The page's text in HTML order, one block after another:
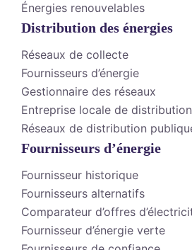
Énergies renouvelables
Distribution des énergies
Réseaux de collecte
Fournisseurs d’énergie
Gestionnaire des réseaux
Entreprise locale de distribution
Réseaux de distribution
Fournisseurs d’énergie
Fournisseur historique
Fournisseurs alternatifs
Comparateur d’offres
Fournisseur d’énergie verte